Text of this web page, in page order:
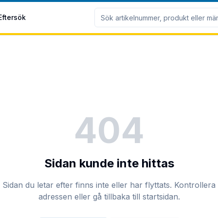
404
Sidan kunde inte hittas
Sidan du letar efter finns inte eller har flyttats. Kontrollera
adressen eller gå tillbaka till startsidan.